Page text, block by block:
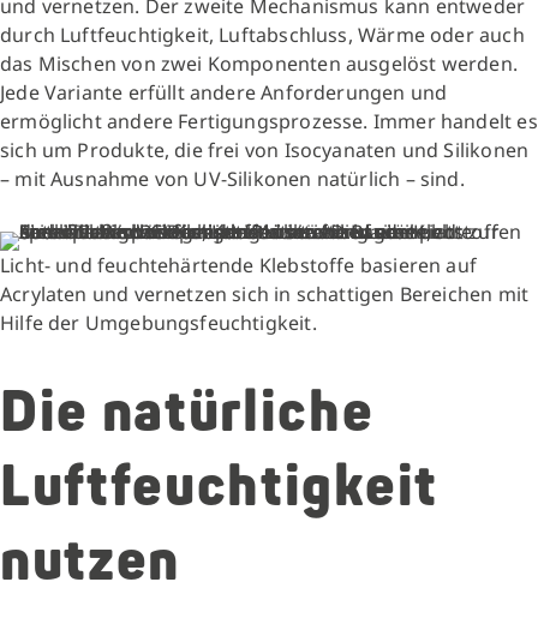
und vernetzen. Der zweite Mechanismus kann entweder
durch Luftfeuchtigkeit, Luftabschluss, Wärme oder auch
das Mischen von zwei Komponenten ausgelöst werden.
Jede Variante erfüllt andere Anforderungen und
ermöglicht andere Fertigungsprozesse. Immer handelt es
sich um Produkte, die frei von Isocyanaten und Silikonen
– mit Ausnahme von UV-Silikonen natürlich – sind.
Licht- und feuchtehärtende Klebstoffe basieren auf
Acrylaten und vernetzen sich in schattigen Bereichen mit
Hilfe der Umgebungsfeuchtigkeit.
Die natürliche
Luftfeuchtigkeit
nutzen